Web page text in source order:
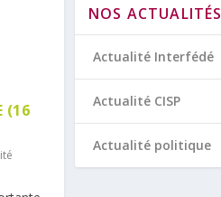
(16
NOS ACTUALITÉS
Actualité Interfédé
Actualité CISP
Actualité politique